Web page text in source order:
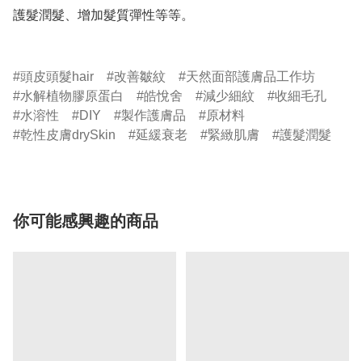
護髮潤髮、增加髮質彈性等等。
頭皮頭髮hair 改善皺紋
天然面部護膚品工作坊
水解植物膠原蛋白
皓悅舍 減少細紋
收細毛孔
水溶性
DIY 製作護膚品
原材料
乾性皮膚drySkin
延緩衰老 緊緻肌膚 護髮潤髮
你可能感興趣的商品